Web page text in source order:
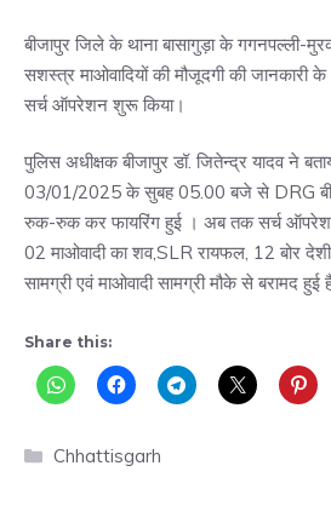
बीजापुर जिले के थाना बासागुड़ा के गगनपल्ली-
सशस्त्र माओवादियों की मौजूदगी की जानकारी
सर्च ऑपरेशन शुरू किया।
पुलिस अधीक्षक बीजापुर डॉ. जितेन्द्र यादव ने
03/01/2025 के सुबह 05.00 बजे से DRG
रुक-रुक कर फायरिंग हुई । अब तक सर्च
02 माओवादी का शव,SLR रायफल, 12 बोर
सामग्री एवं माओवादी सामग्री मौके से बरामद हुई
Share this:
Categories
Chhattisgarh